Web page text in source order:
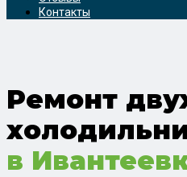
Контакты
Ремонт
в